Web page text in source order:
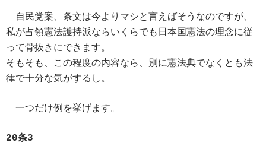
自民党案、条文は今よりマシと言えばそうなのですが、
私が占領憲法護持派ならいくらでも日本国憲法の理念に従
って骨抜きにできます。
そもそも、この程度の内容なら、別に憲法典でなくとも法
律で十分な気がするし。
一つだけ例を挙げます。
20条3